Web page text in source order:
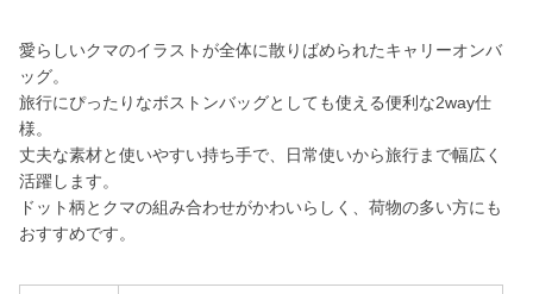
愛らしいクマのイラストが全体に散りばめられたキャリーオンバ
ッグ。
旅行にぴったりなボストンバッグとしても使える便利な2way仕
様。
丈夫な素材と使いやすい持ち手で、日常使いから旅行まで幅広く
活躍します。
ドット柄とクマの組み合わせがかわいらしく、荷物の多い方にも
おすすめです。